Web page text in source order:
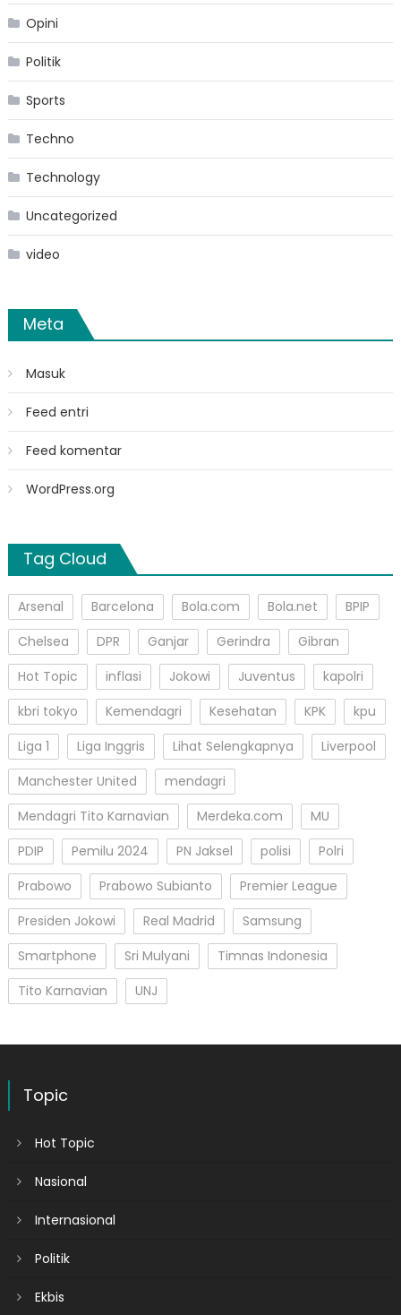
Opini
Politik
Sports
Techno
Technology
Uncategorized
video
Meta
Masuk
Feed entri
Feed komentar
WordPress.org
Tag Cloud
Arsenal Barcelona Bola.com Bola.net
BPIP
Chelsea
DPR Ganjar Gerindra
Gibran
Hot Topic
inflasi Jokowi Juventus
kapolri
kbri tokyo
Kemendagri Kesehatan KPK
kpu
Liga 1
Liga Inggris Lihat Selengkapnya
Liverpool
Manchester United
mendagri
Mendagri Tito Karnavian
Merdeka.com
MU
PDIP
Pemilu 2024 PN Jaksel polisi
Polri
Prabowo
Prabowo Subianto
Premier League
Presiden Jokowi
Real Madrid
Samsung
Smartphone
Sri Mulyani
Timnas Indonesia
Tito Karnavian
UNJ
Topic
Hot Topic
Nasional
Internasional
Politik
Ekbis